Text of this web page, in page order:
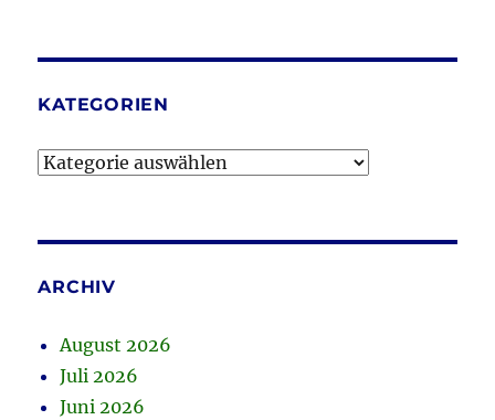
KATEGORIEN
Kategorien
ARCHIV
August 2026
Juli 2026
Juni 2026